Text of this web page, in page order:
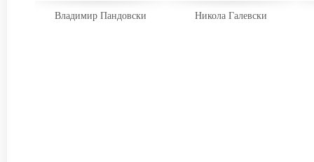
Владимир Пандовски Никола Галевски